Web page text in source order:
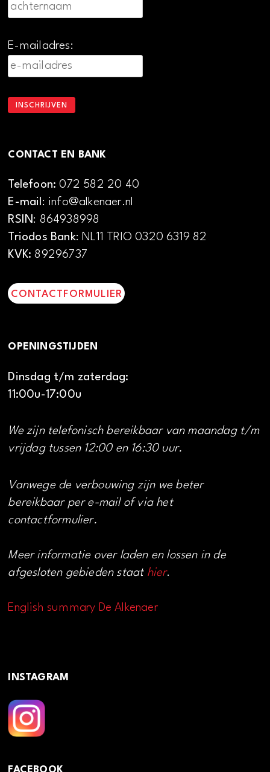
E-mailadres:
CONTACT EN BANK
Telefoon:072 582 20 40
E-mail: info@alkenaer.nl
RSIN: 864938998
Triodos Bank: NL11 TRIO 0320 6319 82
KVK: 89296737
CONTACTFORMULIER
OPENINGSTIJDEN
Dinsdag t/m zaterdag:
11:00u-17:00u
We zijn telefonisch bereikbaar van maandag t/m
vrijdag tussen 12:00 en 16:30 uur.
Vanwege de verbouwing zijn we beter
bereikbaar per e-mail of via het
contactformulier.
Meer informatie over laden en lossen in de
afgesloten gebieden staat hier.
English summary De Alkenaer
INSTAGRAM